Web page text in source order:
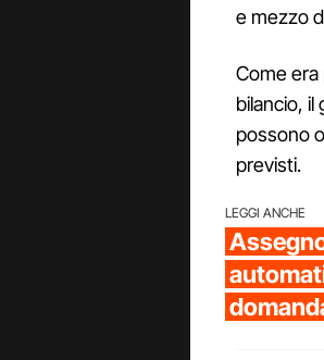
e mezzo
Come era
bilancio, il
possono
previsti.
LEGGI ANCHE